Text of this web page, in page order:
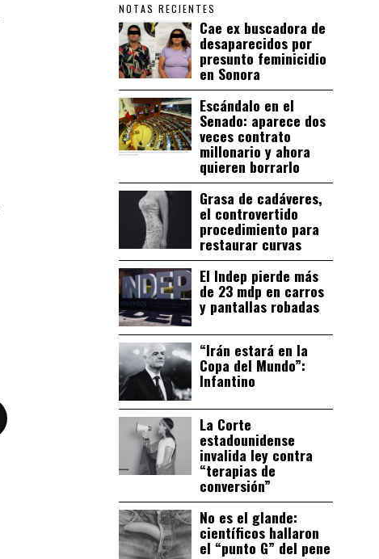
NOTAS RECIENTES
Cae ex buscadora de
desaparecidos por
presunto feminicidio
en Sonora
Escándalo en el
Senado: aparece dos
veces contrato
millonario y ahora
quieren borrarlo
Grasa de cadáveres,
el controvertido
procedimiento para
restaurar curvas
El Indep pierde más
de 23 mdp en carros
y pantallas robadas
“Irán estará en la
Copa del Mundo”:
Infantino
La Corte
estadounidense
invalida ley contra
“terapias de
conversión”
No es el glande:
científicos hallaron
el “punto G” del pene